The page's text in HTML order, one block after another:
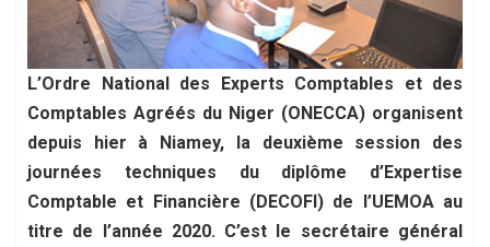
L’Ordre National des Experts Comptables et des
Comptables Agréés du Niger (ONECCA) organisent
depuis hier à Niamey, la deuxième session des
journées techniques du diplôme d’Expertise
Comptable et Financière (DECOFI) de l’UEMOA au
titre de l’année 2020. C’est le secrétaire général